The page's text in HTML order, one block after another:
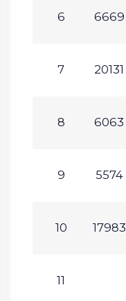
6 6669
7 20131
8 6063
9 5574
10 17983
11